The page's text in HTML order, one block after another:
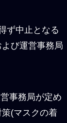
ず中止となる
び運営事務局
事務局が定め
(マスクの着